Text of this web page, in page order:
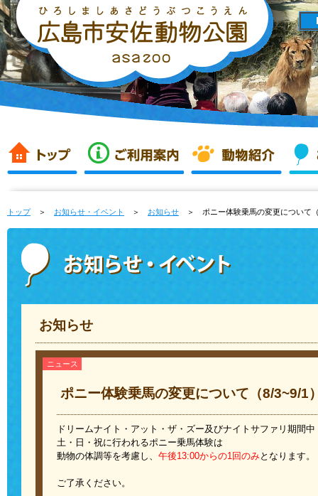
トップ＞ お知らせ・イベント ＞ お知らせ ＞ ポニー体験乗馬の変更について
お知らせ
ニュース
ポニー体験乗馬の変更について（8/3~9/1
ドリームナイト・アット・ザ・ズー及びナイトサファリ期間
土・日・祝に行われるポニー乗馬体験は
動物の体調等を考慮し、 午後13:00からの1回のみとなります。
ご了承ください。